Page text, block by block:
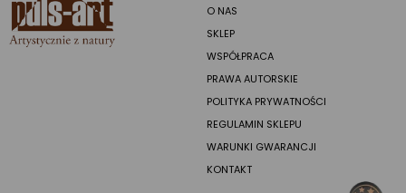
O NAS
SKLEP
WSPÓŁPRACA
PRAWA AUTORSKIE
POLITYKA PRYWATNOŚCI
REGULAMIN SKLEPU
WARUNKI GWARANCJI
KONTAKT